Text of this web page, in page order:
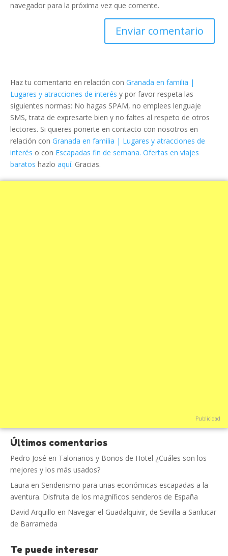
navegador para la próxima vez que comente.
Haz tu comentario en relación con Granada en familia |
Lugares y atracciones de interés y por favor respeta las
siguientes normas: No hagas SPAM, no emplees lenguaje
SMS, trata de expresarte bien y no faltes al respeto de otros
lectores. Si quieres ponerte en contacto con nosotros en
relación con Granada en familia | Lugares y atracciones de
interés o con Escapadas fin de semana. Ofertas en viajes
baratos hazlo aquí. Gracias.
Publicidad
Últimos comentarios
Pedro José en Talonarios y Bonos de Hotel ¿Cuáles son los
mejores y los más usados?
Laura en Senderismo para unas económicas escapadas a la
aventura. Disfruta de los magníficos senderos de España
David Arquillo en Navegar el Guadalquivir, de Sevilla a Sanlucar
de Barrameda
Te puede interesar